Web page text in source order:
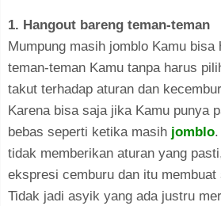
1. Hangout bareng teman-teman
Mumpung masih jomblo Kamu bisa
teman-teman Kamu tanpa harus
takut terhadap aturan dan
Karena bisa saja jika Kamu punya
bebas seperti ketika masih jomblo
tidak memberikan aturan yang
ekspresi cemburu dan itu membuat
Tidak jadi asyik yang ada justru